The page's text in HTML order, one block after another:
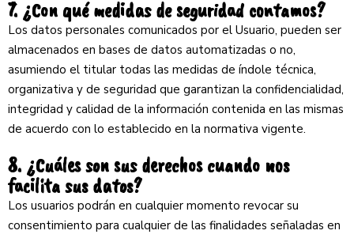
7. ¿Con qué medidas de seguridad contamos?
Los datos personales comunicados por el Usuario, pueden ser
almacenados en bases de datos automatizadas o no,
asumiendo el titular todas las medidas de índole técnica,
organizativa y de seguridad que garantizan la confidencialidad,
integridad y calidad de la información contenida en las mismas
de acuerdo con lo establecido en la normativa vigente.
8. ¿Cuáles son sus derechos cuando nos
facilita sus datos?
Los usuarios podrán en cualquier momento revocar su
consentimiento para cualquier de las finalidades señaladas en